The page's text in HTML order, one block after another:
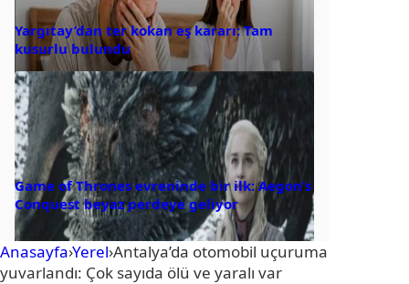
Yargıtay’dan ter kokan eş kararı: Tam
kusurlu bulundu
Game of Thrones evreninde bir ilk: Aegon’s
Conquest beyaz perdeye geliyor
Anasayfa›Yerel›Antalya’da otomobil uçuruma
yuvarlandı: Çok sayıda ölü ve yaralı var